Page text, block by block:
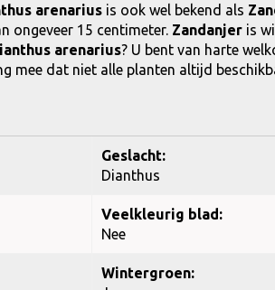
arenariusis ook wel bekend als
ongeveer 15 centimeter. Zandanjer is
arenarius? U bent van harte
mee dat niet alle planten altijd
Geslacht:
Dianthus
Veelkleurig blad:
Nee
Wintergroen: